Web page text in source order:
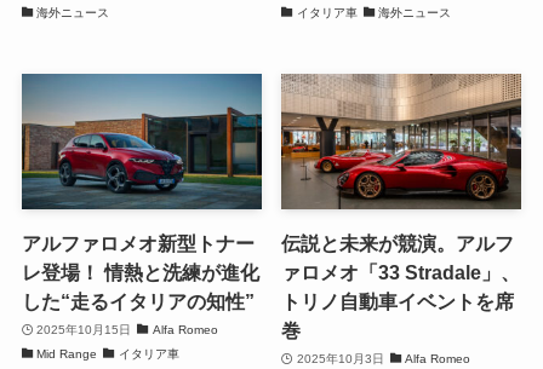
海外ニュース
イタリア車
海外ニュース
アルファロメオ新型トナー
レ登場！ 情熱と洗練が進化
した“走るイタリアの知性”
2025年10月15日
Alfa Romeo
Mid Range
イタリア車
伝説と未来が競演。アルフ
ァロメオ「33 Stradale」、
トリノ自動車イベントを席
巻
2025年10月3日
Alfa Romeo